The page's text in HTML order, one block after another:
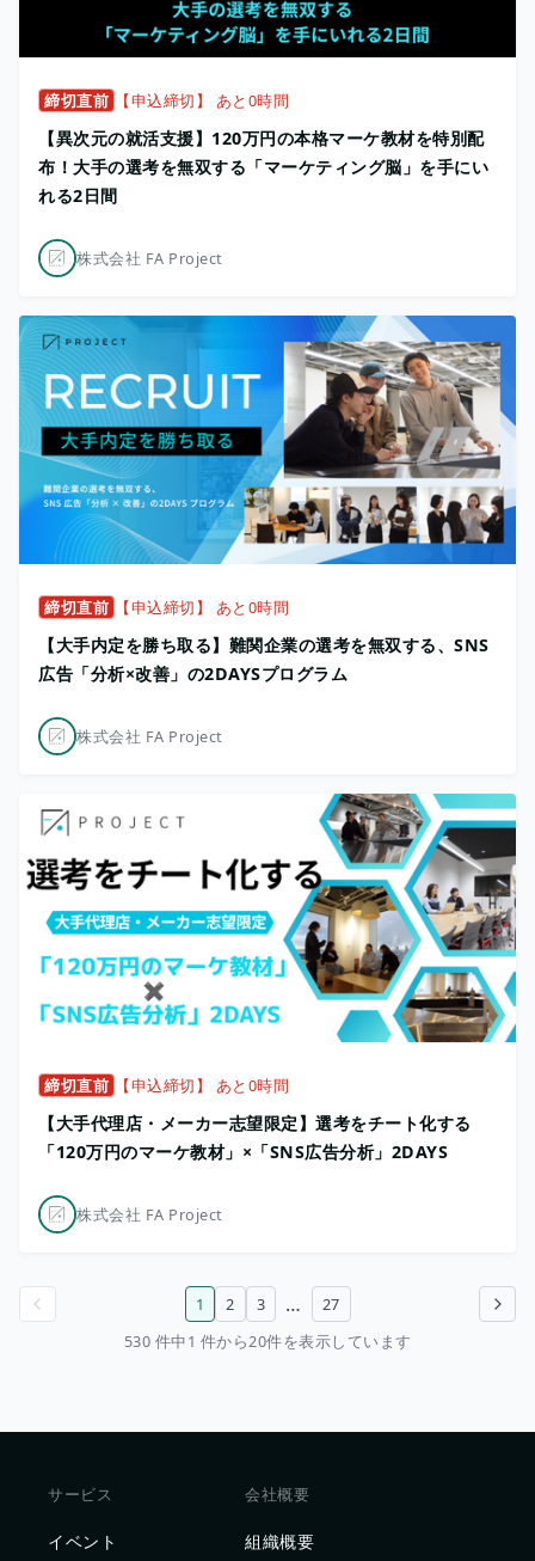
締切直前 【申込締切】 あと0時間
【異次元の就活支援】120万円の本格マーケ教材を特別配
布！大手の選考を無双する「マーケティング脳」を手にい
れる2日間
株式会社 FA Project
締切直前 【申込締切】 あと0時間
【大手内定を勝ち取る】難関企業の選考を無双する、SNS
広告「分析×改善」の2DAYSプログラム
株式会社 FA Project
締切直前 【申込締切】 あと0時間
【大手代理店・メーカー志望限定】選考をチート化する
「120万円のマーケ教材」×「SNS広告分析」2DAYS
株式会社 FA Project
次のページ
1 2 3 …
27
530 件中1 件から20件を表示しています
サービス
イベント
会社概要
組織概要